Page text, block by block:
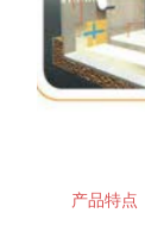
产品特点